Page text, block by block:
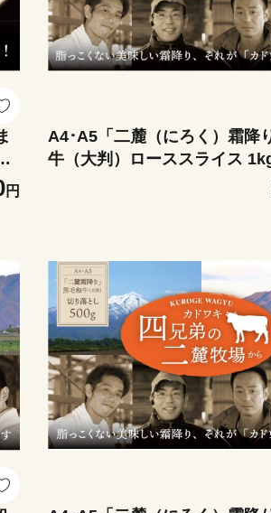
円
A4･A5「二麓（にろく）霜降
牛（大判）ローススライス
4） ニセコ連峰と鈴鹿山脈、
もと）で育てた脂の質にこだ
肉 しゃぶしゃぶ すき焼き 三
市 ふるさと納税